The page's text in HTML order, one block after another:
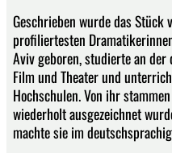
Geschrieben wurde das Stück
profiliertesten
Aviv geboren, studierte an
Film und Theater und
Hochschulen. Von ihr
wiederholt ausgezeichnet
machte sie im